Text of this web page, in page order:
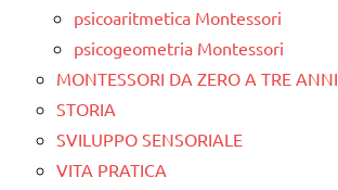
psicoaritmetica Montessori
psicogeometria Montessori
MONTESSORI DA ZERO A TRE ANNI
STORIA
SVILUPPO SENSORIALE
VITA PRATICA